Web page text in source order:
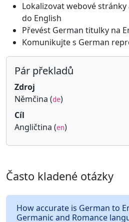
Lokalizovat webové
do English
Převést German titulky na
Komunikujte s German
Pár překladů
Zdroj
Němčina (de)
Cíl
Angličtina (en)
Často kladené otázky
How accurate is German to
Germanic and Romance